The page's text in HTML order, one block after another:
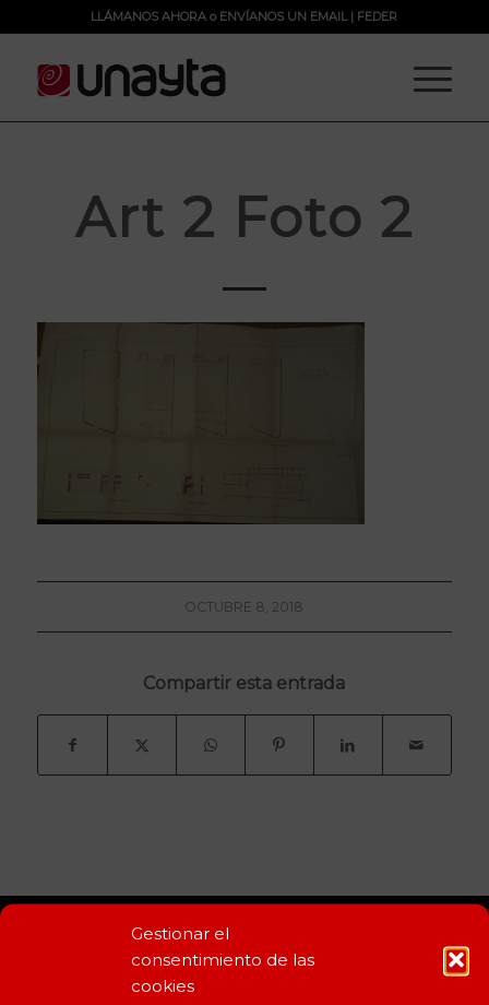
Gestionar el
consentimiento de las
cookies
LLÁMANOS AHORA o ENVÍANOS UN EMAIL| FEDER
Art 2 Foto 2
OCTUBRE 8, 2018
Compartir esta entrada
CERTIFICACIONES